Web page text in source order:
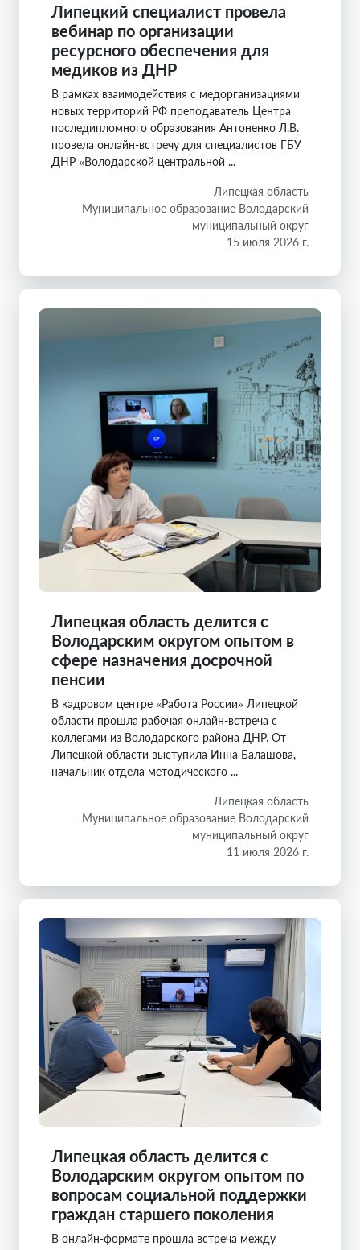
Липецкий специалист провела
вебинар по организации
ресурсного обеспечения для
медиков из ДНР
В рамках взаимодействия с медорганизациями
новых территорий РФ преподаватель Центра
последипломного образования Антоненко Л.В.
провела онлайн-встречу для специалистов ГБУ
ДНР «Володарской центральной ...
Липецкая область
Муниципальное образование Володарский
муниципальный округ
15 июля 2026 г.
Липецкая область делится с
Володарским округом опытом в
сфере назначения досрочной
пенсии
В кадровом центре «Работа России» Липецкой
области прошла рабочая онлайн-встреча с
коллегами из Володарского района ДНР. От
Липецкой области выступила Инна Балашова,
начальник отдела методического ...
Липецкая область
Муниципальное образование Володарский
муниципальный округ
11 июля 2026 г.
Липецкая область делится с
Володарским округом опытом по
вопросам социальной поддержки
граждан старшего поколения
В онлайн-формате прошла встреча между